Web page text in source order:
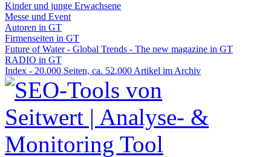
Kinder und junge Erwachsene
Messe und Event
Autoren in GT
Firmenseiten in GT
Future of Water - Global Trends - The new magazine in GT
RADIO in GT
Index - 20.000 Seiten, ca. 52.000 Artikel im Archiv